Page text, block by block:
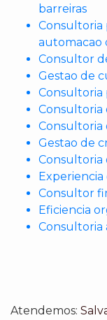
barreiras
Consultoria
automacao
Consultor
Gestao de
Consultoria
Consultoria
Consultoria
Gestao de
Consultoria
Consultor
Eficiencia
Consultoria
Atendemos: